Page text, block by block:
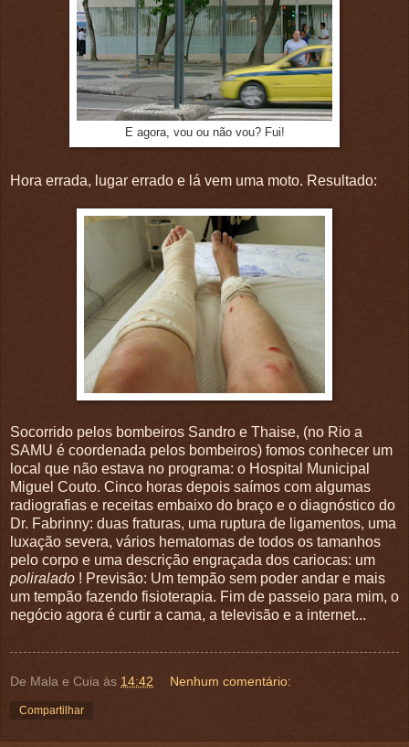
E agora, vou ou não vou? Fui!
Hora errada, lugar errado e lá vem uma moto. Resultado:
Socorrido pelos bombeiros Sandro e Thaise, (no Rio a
SAMU é coordenada pelos bombeiros) fomos conhecer um
local que não estava no programa: o Hospital Municipal
Miguel Couto. Cinco horas depois saímos com algumas
radiografias e receitas embaixo do braço e o diagnóstico do
Dr. Fabrinny: duas fraturas, uma ruptura de ligamentos, uma
luxação severa, vários hematomas de todos os tamanhos
pelo corpo e uma descrição engraçada dos cariocas: um
poliralado ! Previsão: Um tempão sem poder andar e mais
um tempão fazendo fisioterapia. Fim de passeio para mim, o
negócio agora é curtir a cama, a televisão e a internet...
De Mala e Cuia às 14:42 Nenhum comentário:
Compartilhar